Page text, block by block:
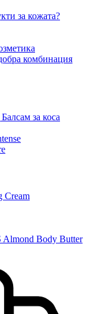
за кожата?
комбинация
за коса
Cream
Body Butter